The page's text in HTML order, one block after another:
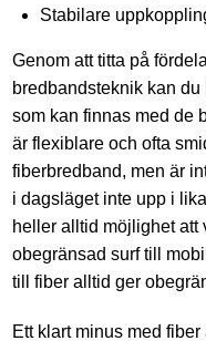
Stabilare
Genom att titta på
bredbandsteknik kan
som kan finnas med de
är flexiblare och ofta
fiberbredband, men är
i dagsläget inte upp i
heller alltid möjlighet att
obegränsad surf till
till fiber alltid ger
Ett klart minus med